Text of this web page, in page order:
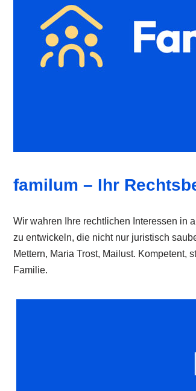
familum – Ihr
Wir wahren Ihre rechtlichen Interessen in
zu entwickeln, die nicht nur juristisch
Mettern, Maria Trost, Mailust.
Familie.